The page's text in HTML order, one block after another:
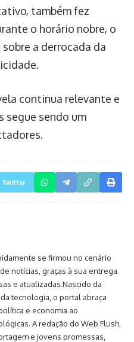
também fez
o horário nobre, o
a derrocada da
continua relevante e
segue sendo um
Twitter
se firmou no cenário
notícias, graças à sua entrega
e atualizadas.Nascido da
tecnologia, o portal abraça
e economia ao
A redação do Web Flush,
e jovens promessas,